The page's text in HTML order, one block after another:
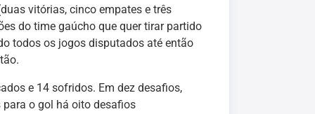
vitórias, cinco empates e três
do time gaúcho que quer tirar partido
todos os jogos disputados até então
e 14 sofridos. Em dez desafios,
o gol há oito desafios